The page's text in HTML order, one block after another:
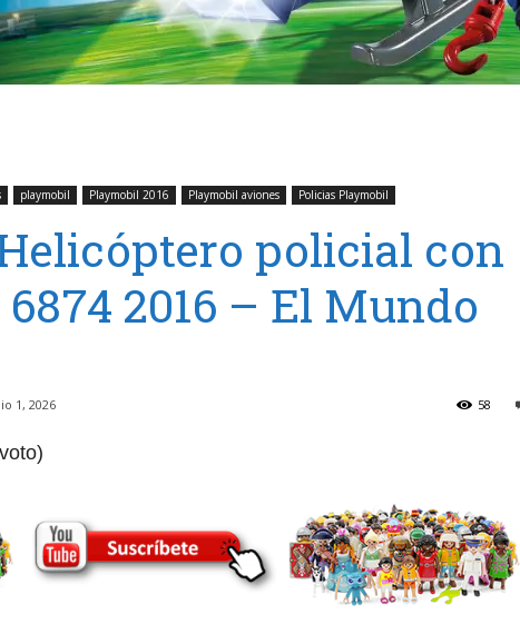
playmobil Playmobil 2016 Playmobil aviones Policias Playmobil
policial con
2016 – El Mundo
1, 2026 58